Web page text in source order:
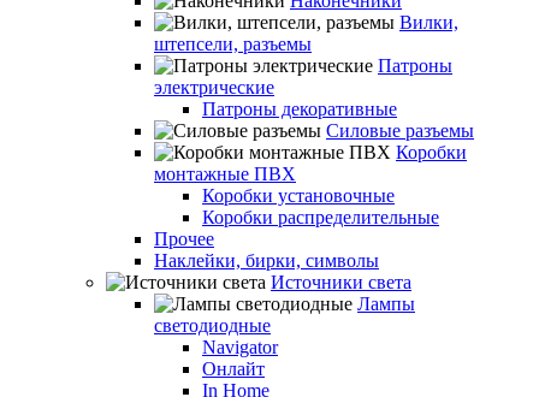
Вилки,
штепсели, разъемы
Патроны
электрические
Патроны декоративные
Силовые разъемы
Коробки
монтажные ПВХ
Коробки установочные
Коробки распределительные
Прочее
Наклейки, бирки, символы
Источники света
Лампы
светодиодные
Navigator
Онлайт
In Home